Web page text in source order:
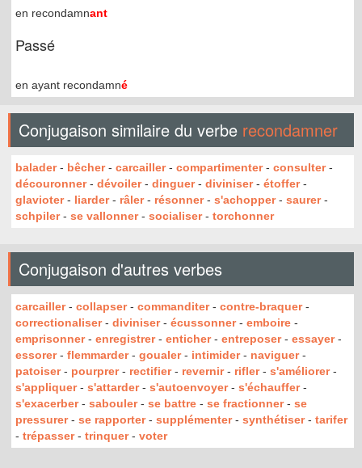
en recondamnant
Passé
en ayant recondamné
Conjugaison similaire du verbe recondamner
balader- bêcher- carcailler- compartimenter- consulter-
découronner- dévoiler- dinguer- diviniser- étoffer-
glavioter- liarder- râler- résonner- s'achopper- saurer-
schpiler- se vallonner- socialiser- torchonner
Conjugaison d'autres verbes
carcailler- collapser- commanditer- contre-braquer-
correctionaliser- diviniser- écussonner- emboire -
emprisonner- enregistrer- enticher- entreposer- essayer-
essorer- flemmarder- goualer- intimider- naviguer-
patoiser- pourprer- rectifier- revernir- rifler- s'améliorer-
s'appliquer- s'attarder- s'autoenvoyer- s'échauffer-
s'exacerber- sabouler- se battre - se fractionner- se
pressurer- se rapporter- supplémenter- synthétiser- tarifer
- trépasser- trinquer- voter